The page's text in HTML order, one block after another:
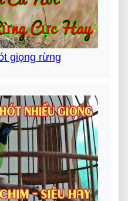
giọng rừng